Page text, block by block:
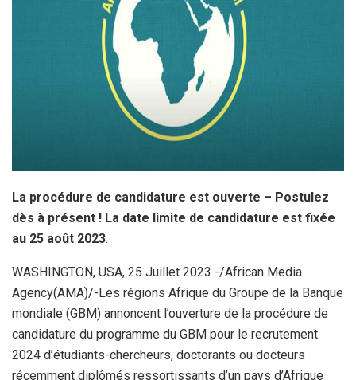
La procédure de candidature est ouverte – Postulez
dès à présent ! La date limite de candidature est fixée
au 25 août 2023.
WASHINGTON, USA, 25 Juillet 2023 -/African Media
Agency(AMA)/-Les régions Afrique du Groupe de la Banque
mondiale (GBM) annoncent l’ouverture de la procédure de
candidature du programme du GBM pour le recrutement
2024 d’étudiants-chercheurs, doctorants ou docteurs
récemment diplômés ressortissants d’un pays d’Afrique